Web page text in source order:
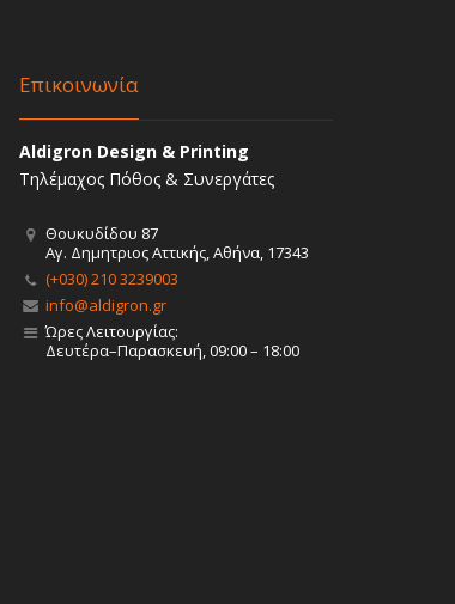
Επικοινωνία
Aldigron Design & Printing
Τηλέμαχος Πόθος & Συνεργάτες
Θουκυδίδου 87
Αγ. Δημητριος Αττικής, Αθήνα, 17343
(+030) 210 3239003
info@aldigron.gr
Ώρες Λειτουργίας:
Δευτέρα–Παρασκευή, 09:00 – 18:00